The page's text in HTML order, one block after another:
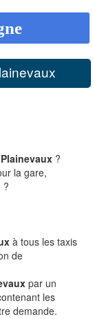
Plainevaux ?
la gare,
?
à tous les taxis
de
par un
les
demande.